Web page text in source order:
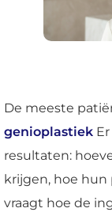
De meeste
genioplastiek
resultaten:
krijgen, hoe hun
vraagt hoe de